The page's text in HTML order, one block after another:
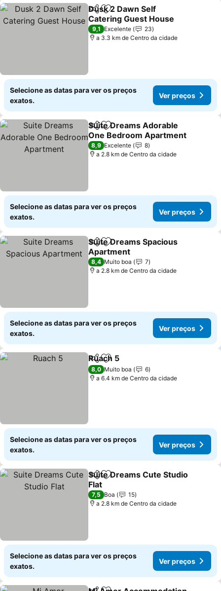
PartilharAdicionar aos favoritos
Dusk 2 Dawn Self
Catering Guest House
Ver preços
9,1 Excelente
23
a 3.3 km de Centro da cidade
Selecione as datas para ver os preços
exatos.
Ver preços
PartilharAdicionar aos favoritos
Suite Dreams Adorable
One Bedroom Apartment
Ver preços
8,9 Excelente
8
a 2.8 km de Centro da cidade
Selecione as datas para ver os preços
exatos.
Ver preços
PartilharAdicionar aos favoritos
Suite Dreams Spacious
Apartment
Ver preços
8,4 Muito boa
7
a 2.8 km de Centro da cidade
Selecione as datas para ver os preços
exatos.
Ver preços
PartilharAdicionar aos favoritos
Ruach 5
8,0 Muito boa
6
a 6.4 km de Centro da cidade
Selecione as datas para ver os preços
exatos.
Ver preços
PartilharAdicionar aos favoritos
Suite Dreams Cute Studio
Flat
Ver preços
7,5 Boa
15
a 2.8 km de Centro da cidade
Selecione as datas para ver os preços
exatos.
Ver preços